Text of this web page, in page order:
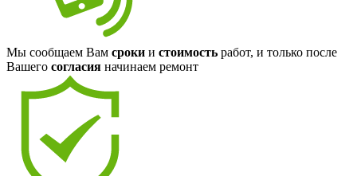
Мы сообщаем Вам сроки и стоимость работ, и только после
Вашего согласия начинаем ремонт